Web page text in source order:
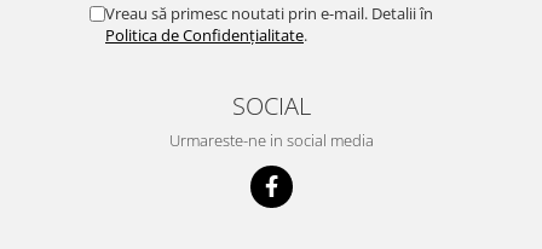
Vreau să primesc noutati prin e-mail. Detalii în
Politica de Confidențialitate.
SOCIAL
Urmareste-ne in social media